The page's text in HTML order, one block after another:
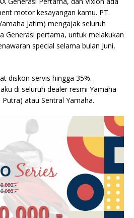
motor kesayangan kamu. PT.
Jatim) mengajak seluruh
Generasi pertama, untuk melakukan
special selama bulan Juni,
diskon servis hingga 35%.
di seluruh dealer resmi Yamaha
Putra) atau Sentral Yamaha.